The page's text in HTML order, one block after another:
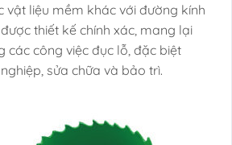
vật liệu mềm khác với đường kính
thiết kế chính xác, mang lại
các công việc đục lỗ, đặc biệt
sửa chữa và bảo trì.